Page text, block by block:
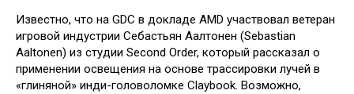
Известно, что на GDC в докладе AMD участвовал ветеран
игровой индустрии Себастьян Аалтонен (Sebastian
Aaltonen) из студии Second Order, который рассказал о
применении освещения на основе трассировки лучей в
«глиняной» инди-головоломке Claybook. Возможно,